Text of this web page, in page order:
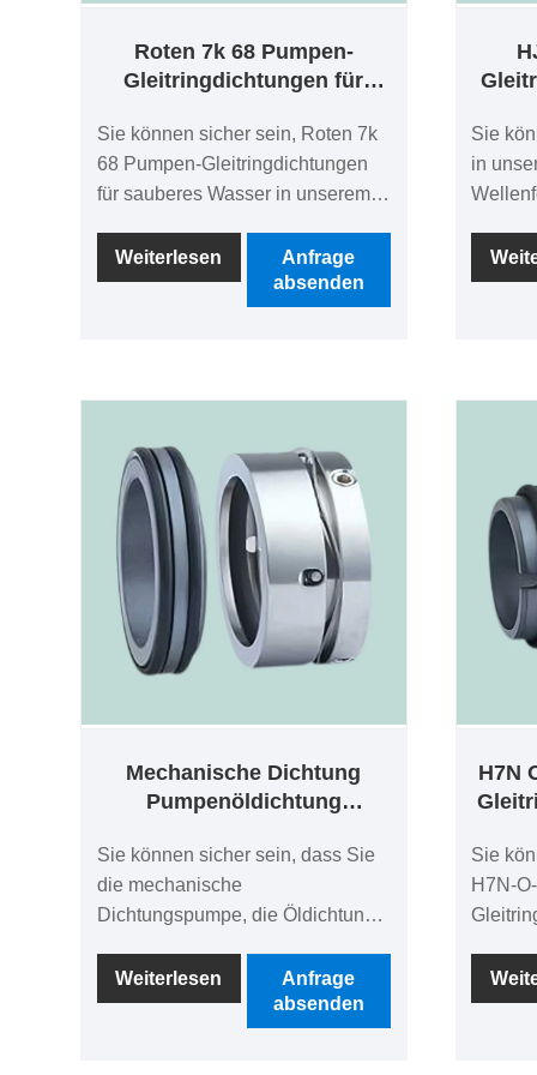
Roten 7k 68 Pumpen-
Gleitringdichtungen für
Sie können sicher sein, Roten 7k
68 Pumpen-Gleitringdichtungen
für sauberes Wasser in unserem
Suchen Sie einen zuverlässigen
Hersteller und Lieferanten für
mechanische Dichtungen in
führendes Unternehmen, das
Gleitringdichtungen anbietet.
Weiterlesen
Anfrage
absenden
Sie
in
kaufen.
Ningbo
Mechanische Dichtung
Pumpenöldichtung
Burgmann M7ks60 Dichtung
Aesseal W01-Tl Sealjohnson
Tl Dichtung
Sie können sicher sein, dass Sie
die mechanische
Dichtungspumpe, die Öldichtung,
Wellendichtung 68A, die
Burgmann M7ks60-Dichtung, die
Aesseal W01-Tl Sealjohnson Tl-
Weiterlesen
Anfrage
absenden
H7N
Sie
H7N-
Werk